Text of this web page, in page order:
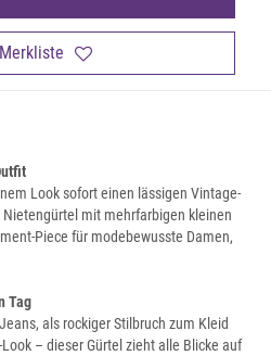
Look sofort einen lässigen Vintage-
mit mehrfarbigen kleinen
Piece für modebewusste Damen,
Tag
als rockiger Stilbruch zum Kleid
– dieser Gürtel zieht alle Blicke auf